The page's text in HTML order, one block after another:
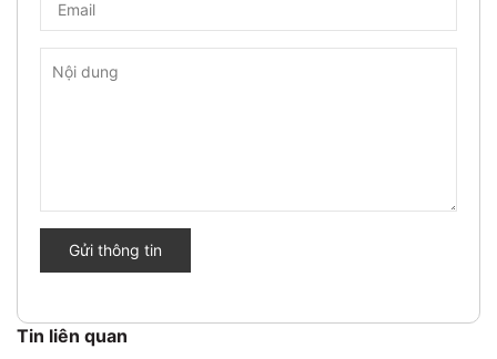
Gửi thông tin
Tin liên quan